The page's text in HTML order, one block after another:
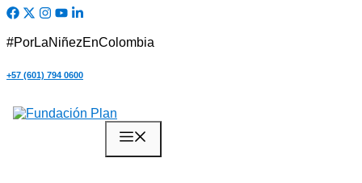
Saltar
contenido
#PorLaNiñezEnColombia
+57 (601) 794 0600